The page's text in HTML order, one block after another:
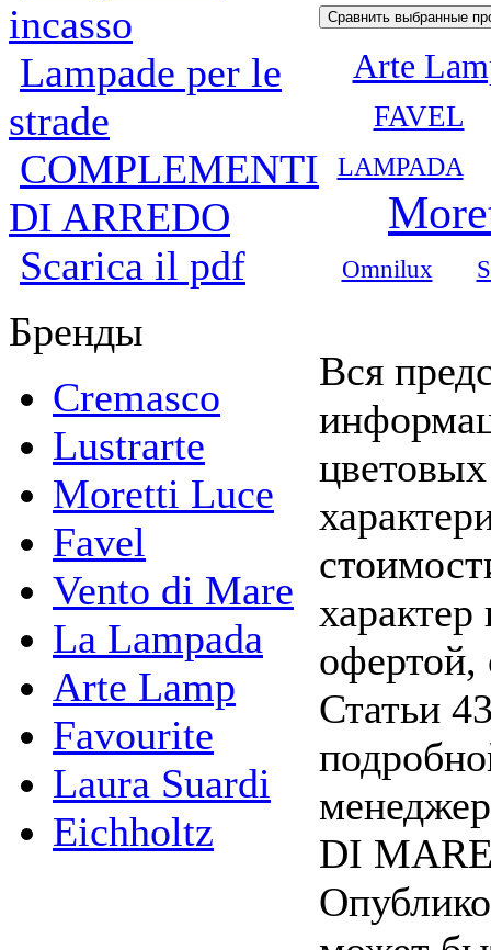
incasso
Lampade per le
strade
COMPLEMENTI
DI ARREDO
Scarica il pdf
Бренды
Cremasco
Lustrarte
Moretti Luce
Favel
Vento di Mare
La Lampada
Arte Lamp
Favourite
Laura Suardi
Eichholtz
Arte
FAVEL
LAMPADA
Omnilux
Вся
офертой,
Статьи
DI